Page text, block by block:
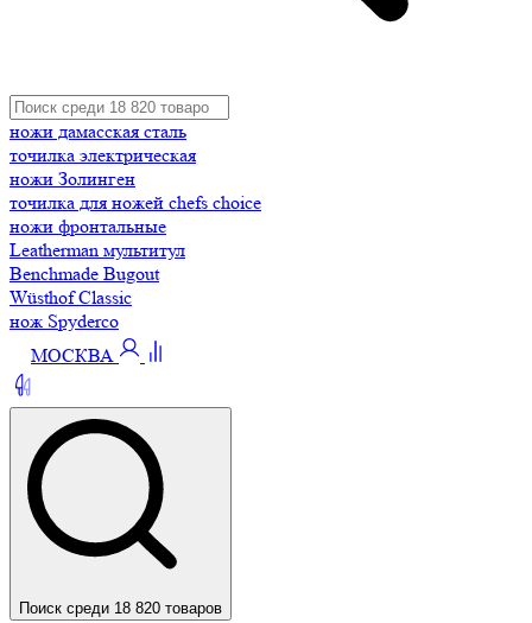
ножи дамасская сталь
точилка электрическая
ножи Золинген
точилка для ножей chefs choice
ножи фронтальные
Leatherman мультитул
Benchmade Bugout
Wüsthof Classic
нож Spyderco
МОСКВА
Поиск среди 18 820 товаров